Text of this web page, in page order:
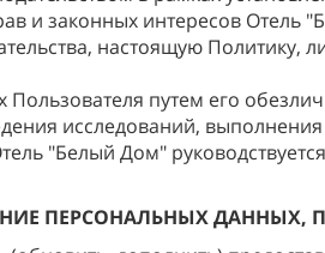
и законных интересов Отель
настоящую Политику,
путем его
исследований,
"Белый Дом"
ПЕРСОНАЛЬНЫХ ДАННЫХ,